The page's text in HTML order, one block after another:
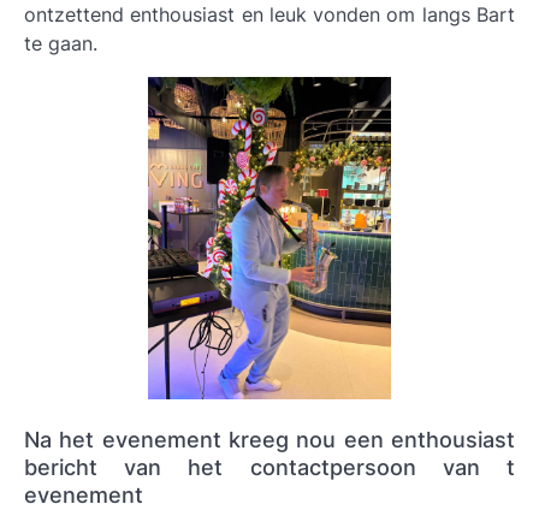
ontzettend enthousiast en leuk vonden om langs Bart
te gaan.
Na het evenement kreeg nou een enthousiast
bericht van het contactpersoon van t
evenement